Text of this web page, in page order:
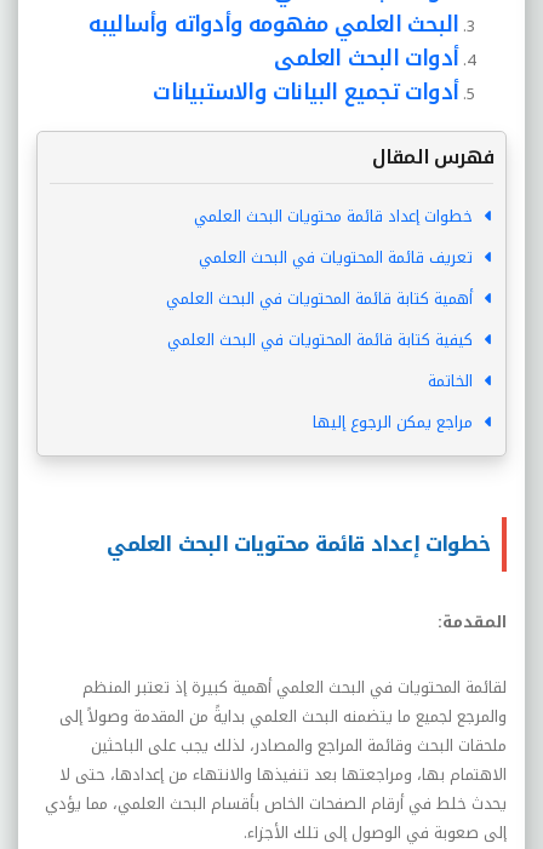
البحث العلمي مفهومه وأدواته وأساليبه
أدوات البحث العلمى
أدوات تجميع البيانات والاستبيانات
فهرس المقال
خطوات إعداد قائمة محتويات البحث العلمي
تعريف قائمة المحتويات في البحث العلمي
أهمية كتابة قائمة المحتويات في البحث العلمي
كيفية كتابة قائمة المحتويات في البحث العلمي
الخاتمة
مراجع يمكن الرجوع إليها
خطوات إعداد قائمة محتويات البحث العلمي
المقدمة:
لقائمة المحتويات في البحث العلمي أهمية كبيرة إذ تعتبر المنظم
والمرجع لجميع ما يتضمنه البحث العلمي بدايةً من المقدمة وصولاً إلى
ملحقات البحث وقائمة المراجع والمصادر، لذلك يجب على الباحثين
الاهتمام بها، ومراجعتها بعد تنفيذها والانتهاء من إعدادها، حتى لا
يحدث خلط في أرقام الصفحات الخاص بأقسام البحث العلمي، مما يؤدي
إلى صعوبة في الوصول إلى تلك الأجزاء.